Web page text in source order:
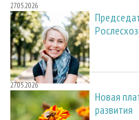
27.05.2026
27.05.2026
Новая
развития